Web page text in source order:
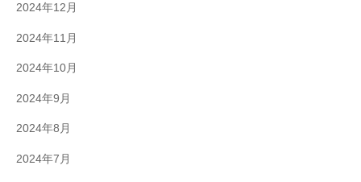
2024年12月
2024年11月
2024年10月
2024年9月
2024年8月
2024年7月